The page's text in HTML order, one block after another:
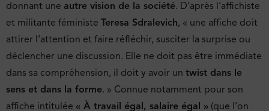
donnant une autre vision de la société. D’après l’affichiste
et militante féministe Teresa Sdralevich, « une affiche doit
attirer l’attention et faire réfléchir, susciter la surprise ou
déclencher une discussion. Elle ne doit pas être immédiate
dans sa compréhension, il doit y avoir un twist dans le
sens et dans la forme. » Connue notamment pour son
affiche intitulée « À travail égal, salaire égal » (que l’on